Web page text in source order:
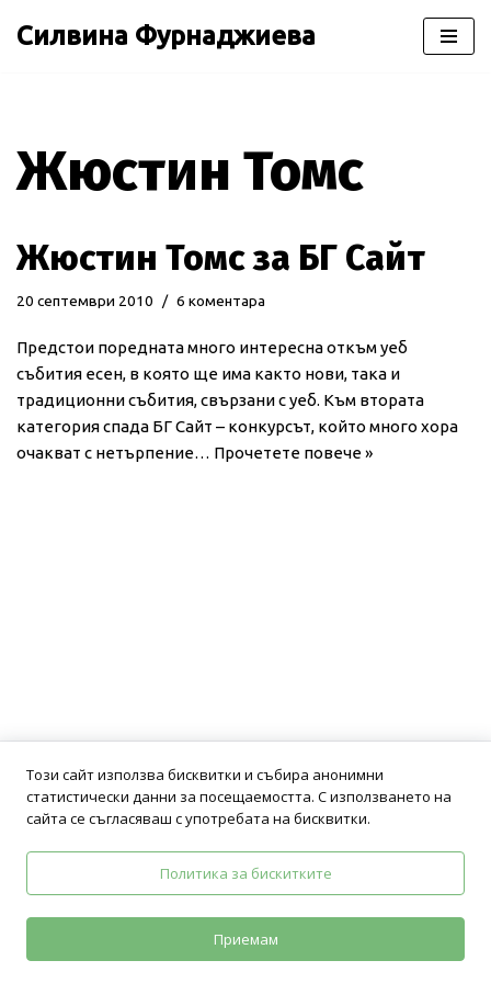
Силвина Фурнаджиева
Жюстин Томс
Жюстин Томс за БГ Сайт
20 септември 2010 6 коментара
Предстои поредната много интересна откъм уеб
събития есен, в която ще има както нови, така и
традиционни събития, свързани с уеб. Към втората
категория спада БГ Сайт – конкурсът, който много хора
очакват с нетърпение… Прочетете повече »
Политика на поверителност Общи условия
Neve| Задвижван отWordPress
Този сайт използва бисквитки и събира анонимни
статистически данни за посещаемостта. С използването на
сайта се съгласяваш с употребата на бисквитки.
Политика за бискитките
Приемам